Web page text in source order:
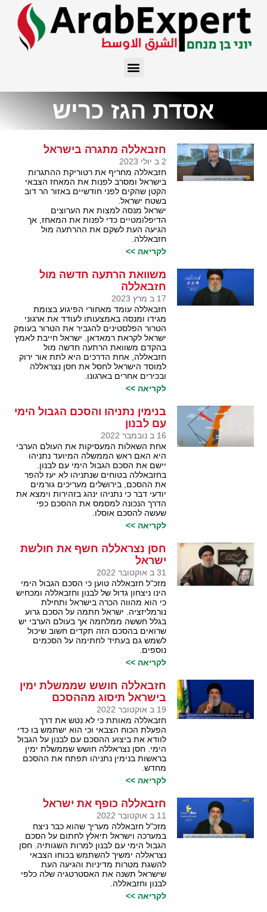
אסדת הגז כריש
חזבאללה מתגרה בישראל
2 ב יולי 2023
חזבאללה מחריף את רטוריקת ההתגרות
בישראל ומסרב לפנות את המאחז הצבאי
הקטן שהקים לפני חודשיים באזור הר דוב
בשטח ישראל.
ישראל מנסה למצות את הערוצים
הדיפלומטיים כדי לפנות את המאחז, אך
הגיעה העת לשקם את ההרתעה מול
חזבאללה.
לקריאה >>
משוואת הרתעה חדשה מול
חזבאללה
17 ב מרץ 2023
חזבאללה עומד מאחורי הפיגוע בצומת
מגידו ומנסה באמצעותו לעודד את ארגוני
הטרור הפלסטינים להגביר את הטרור בעומק
ישראל לקראת רמאדאן. ישראל חייבת לאמץ
בהקדם משוואת הרתעה חדשה מול
חזבאללה, אחת הדרכים היא לתת אור ירוק
למוסד הישראל לחסל את חסן נצראללה
ובכירים אחרים בארגונו.
לקריאה >>
בנימין נתניהו והסכם הגבול הימי
עם לבנון
16 ב נובמבר 2022
אחת השאלות המעסיקות את העולם הערבי
היא האם ראש הממשלה המיועד נתניהו
יישם את הסכם הגבול הימי עם לבנון.
בחזבאללה בטוחים שנתניהו לא יעז להפר
את ההסכם, בירושלים מעריכים גורמים
יודעי דבר כי נתניהו ינהג בזהירות וימצא את
הדרך הנכונה למסמס את ההסכם כפי
שעשה להסכם אוסלו.
לקריאה >>
חסן נצראללה חשף את חולשת
ישראל
31 ב אוקטובר 2022
מזכ"ל חזבאללה טוען כי הסכם הגבול הימי
הינו ניצחון גדול של לבנון וחזבאללה ומכחיש
כי הוא מהווה הכרה בישראל ותחילת
נורמליזציה. ישראל חתמה על הסכם גרוע
בגלל חששה ממלחמה אך בעולם הערבי יש
שרואים בהסכם הזה תקדים חשוב שיכול
לשמש גם בעתיד לחתימה על הסכמים
נוספים.
לקריאה >>
חזבאללה חושש שממשלת ימין
בישראל תיסוג מההסכם
19 ב אוקטובר 2022
חזבאללה מאותת כי לא נטש את דרך
הפעלת הכוח הצבאי וכי הוא ישתמש בו כדי
לוודא את ביצוע ההסכם עם לבנון על הגבול
הימי. חסן נצראללה חושש שממשלת ימין
בראשות בנימין נתניהו תפתח את ההסכם
מחדש.
לקריאה >>
חזבאללה כופף את ישראל
11 ב אוקטובר 2022
מזכ"ל חזבאללה מעריך שהוא כבר ניצח
במערכה וישראל תיאלץ לחתום על הסכם
הגבול הימי עם לבנון למרות השגותיה. חסן
נצראללה ימשיך להשתמש בכוחו הצבאי
להשגת מטרות מדיניות והגיעה העת
שישראל תשנה את האסטרטגיה שלה כלפי
לבנון וחזבאללה.
לקריאה >>